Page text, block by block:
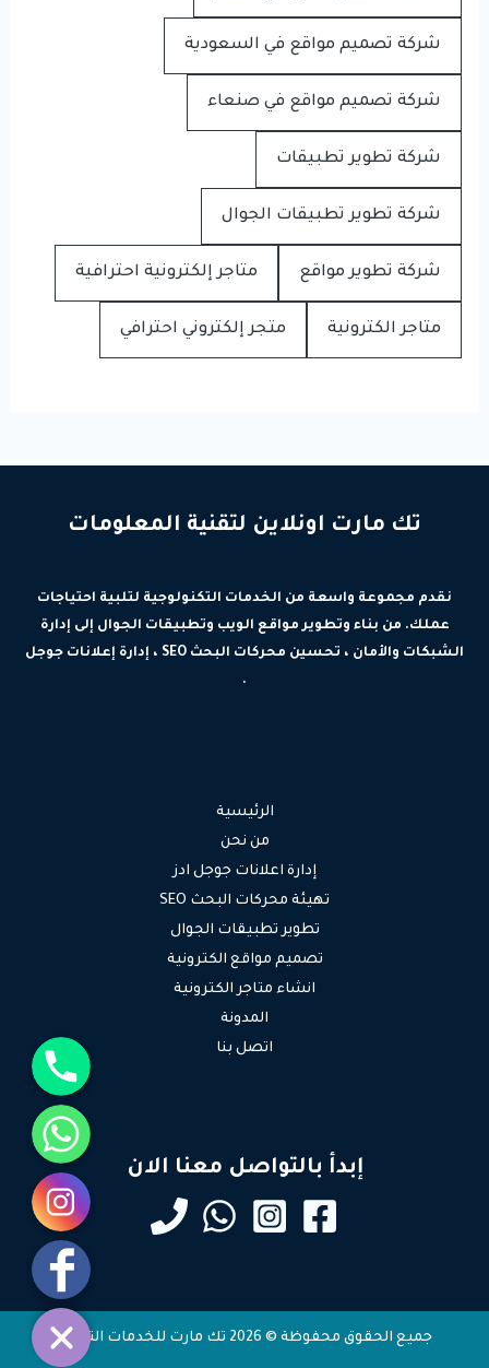
شركة تصميم مواقع في السعودية
شركة تصميم مواقع في صنعاء
شركة تطوير تطبيقات
شركة تطوير تطبيقات الجوال
شركة تطوير مواقع متاجر إلكترونية احترافية
متاجر الكترونية متجر إلكتروني احترافي
تك مارت اونلاين لتقنية المعلومات
نقدم مجموعة واسعة من الخدمات التكنولوجية لتلبية احتياجات
عملك. من بناء وتطوير مواقع الويب وتطبيقات الجوال إلى إدارة
الشبكات والأمان ، تحسين محركات البحث SEO ، إدارة إعلانات جوجل
.
الرئيسية
من نحن
إدارة اعلانات جوجل ادز
تهيئة محركات البحث SEO
تطوير تطبيقات الجوال
تصميم مواقع الكترونية
انشاء متاجر الكترونية
المدونة
اتصل بنا
إبدأ بالتواصل معنا الان
جميع الحقوق محفوظة © 2026 تك مارت للخدمات التقنية
جوال
واتساب
انستقرام
فيسبوك